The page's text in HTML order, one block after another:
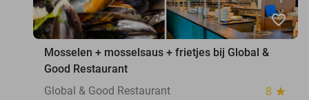
favorite_border
Mosselen + mosselsaus + frietjes bij Global &
Good Restaurant
Global & Good Restaurant
8 star